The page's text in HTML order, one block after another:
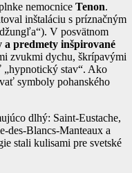
nemocnice Tenon.
inštaláciu s príznačným
V posvätnom
a predmety inšpirované
zvukmi dychu, škrípavými
stav“. Ako
symboly pohanského
dlhý: Saint-Eustache,
des-Blancs-Manteaux a
stali kulisami pre svetské